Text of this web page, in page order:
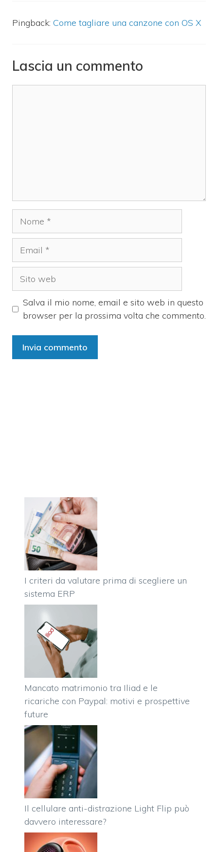
Pingback: Come tagliare una canzone con OS X
Lascia un commento
Salva il mio nome, email e sito web in questo
browser per la prossima volta che commento.
I criteri da valutare prima di scegliere un
sistema ERP
Mancato matrimonio tra Iliad e le
ricariche con Paypal: motivi e prospettive
future
Il cellulare anti-distrazione Light Flip può
davvero interessare?